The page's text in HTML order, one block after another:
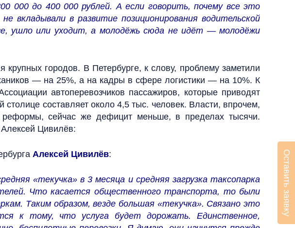
000 до 400 000 рублей. А если говорить, почему все это
в развитие позиционирования водительской
ушло или уходит, а молодёжь сюда не идёт — молодёжи
городов. В Петербурге, к слову, проблему заметили
— на 25%, а на кадры в сфере логистики — на 10%. К
автоперевозчиков пассажиров, которые приводят
составляет около 4,5 тыс. человек. Власти, впрочем,
реформы, сейчас же дефицит меньше, в пределах тысячи.
Алексей Цивилёв:
Алексей Цивилёв:
«текучка» в 3 месяца и средняя загрузка таксопарка
Что касается общественного транспорта, то были
Таким образом, везде большая «текучка». Связано это
к тому, что услуга будет дорожать. Единственное,
Оставить заявку